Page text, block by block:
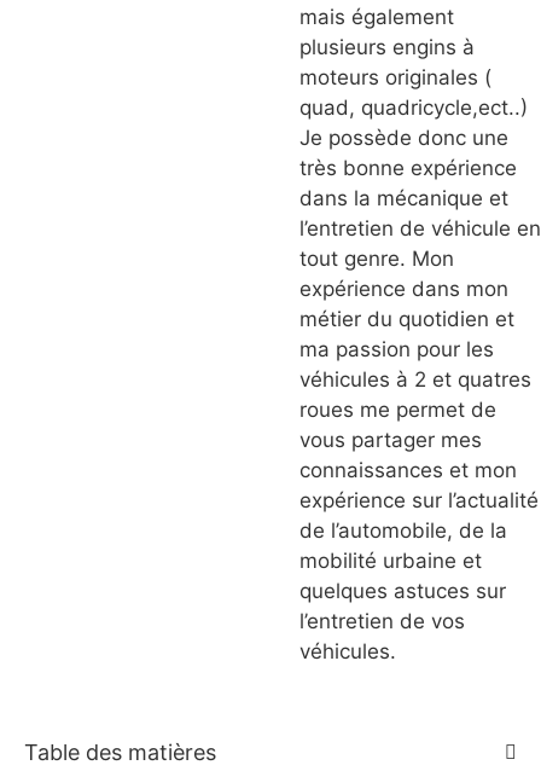
mais également
plusieurs engins à
moteurs originales (
quad, quadricycle,ect..)
Je possède donc une
très bonne expérience
dans la mécanique et
l’entretien de véhicule en
tout genre. Mon
expérience dans mon
métier du quotidien et
ma passion pour les
véhicules à 2 et quatres
roues me permet de
vous partager mes
connaissances et mon
expérience sur l’actualité
de l’automobile, de la
mobilité urbaine et
quelques astuces sur
l’entretien de vos
véhicules.
Table des matières